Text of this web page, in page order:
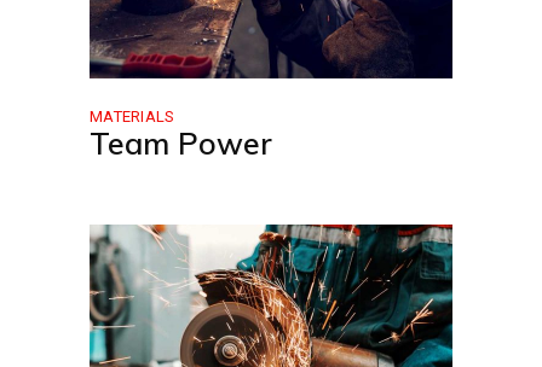
MATERIALS
Team Power